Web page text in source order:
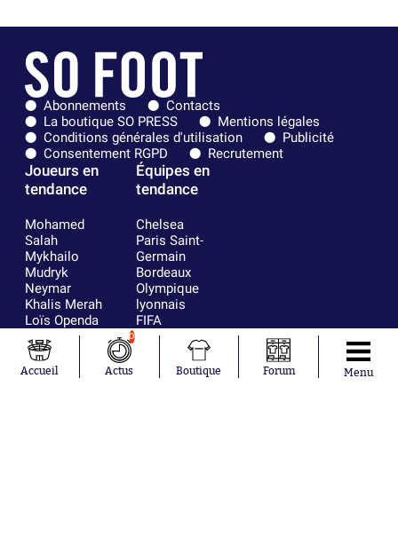
Abonnements
Contacts
La boutique SO PRESS
Mentions légales
Conditions générales d'utilisation
Publicité
Consentement RGPD
Recrutement
Joueurs en
tendance
Mohamed
Salah
Mykhailo
Mudryk
Neymar
Khalis Merah
Loïs Openda
Moussa
Niakhaté
Nicolás
Équipes en
tendance
Chelsea
Paris Saint-
Germain
Bordeaux
Olympique
lyonnais
FIFA
Real Madrid
RC Strasbourg
AC Milan
Accueil
0
Actus Boutique Forum Menu